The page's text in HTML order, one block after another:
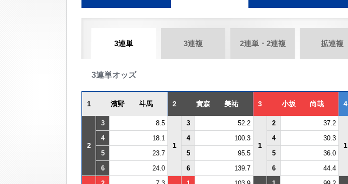
3連単 3連複 2連単・2連複 拡連複
3連単オッズ
1 濱野 斗馬 2 實森 美祐 3 小坂 尚哉 4
2
3 8.5
1
3 52.2
1
2 37.2
1
4
18.1 4 100.3 4 30.3
5
23.7 5 95.5 5 36.0
6
24.0 6 139.7 6 44.4